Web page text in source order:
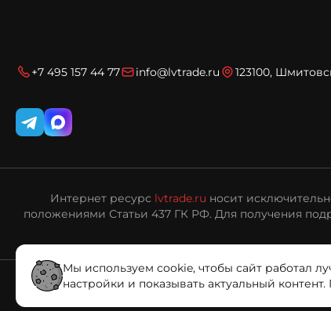
+7 495 157 44 77 info@lvtrade.ru 123100,
Интернет ресурс lvtrade.ru носит
положениями Статьи 437 ГК РФ. Для получения
© «ЛВ Трейд», 2006—2026
Мы используем cookie, чтобы сайт работал
настройки и показывать актуальный